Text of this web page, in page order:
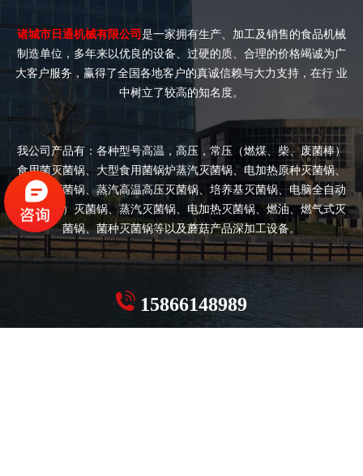
诸城市日通机械有限公司 是一家拥有生产、加工及销售的食品机械
制造单位，多年来以优良的设备、过硬的质、合理的价格竭诚为广
大客户服务，赢得了全国各地客户的真诚信赖与大力支持，在行 业
中树立了较高的知名度。
我公司产品有：各种型号高温，高压，常压（燃煤、柴、废菌棒）
食用菌灭菌锅、大型食用菌锅炉蒸汽灭菌锅、电加热原种灭菌锅、
双开门灭菌锅、蒸汽高温高压灭菌锅、培养基灭菌锅、电脑全自动
（半自动）灭菌锅、蒸汽灭菌锅、电加热灭菌锅、燃油、燃气式灭
菌锅、菌种灭菌锅等以及蘑菇产品深加工设备。
15866148989